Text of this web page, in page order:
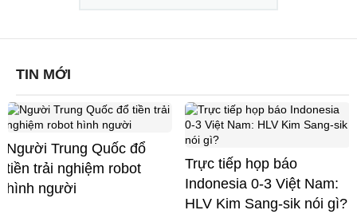
TIN MỚI
Người Trung Quốc đổ
tiền trải nghiệm robot
hình người
Trực tiếp họp báo
Indonesia 0-3 Việt Nam:
HLV Kim Sang-sik nói gì?